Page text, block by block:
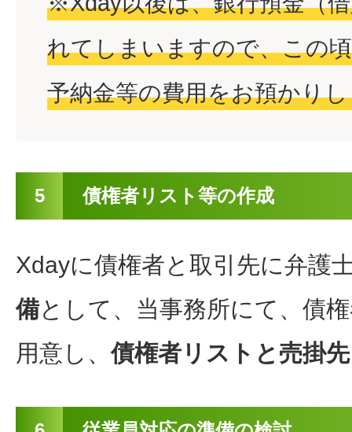
れてしまいますので、この
予納金等の費用をお預かり
5 債権者リスト等の作成
Xdayに債権者と取引先に弁護
備として、当事務所にて、債
用意し、債権者リストと売掛